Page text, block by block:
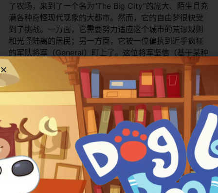
了农场，来到了一个名为“The Big City”的庞大、陌生且充
满各种奇怪现代现象的大都市。然而，它的自由梦很快受
到了挑战。一方面，它需要努力适应这个城市的荒谬规则
和光怪陆离的居民；另一方面，它被一位偏执到近乎疯狂
的军队将军（General）盯上了。这位将军坚信（基于某种
完全错误的“科学”理论）Sheep体内蕴含着一种名为
“Mutton Power”的惊人能量，足以成为一种终极武器。他
领导着一个名为O.S.I.的“秘密”机构，动用各种夸张、高科
技但总显得愚蠢可笑的装置和手段，不惜一切代价要在
Sheep“落入敌手”前捕获它。于是，一场永无止境的追逐战
在城市中上演，Sheep在躲避追捕的同时，也结识了一些
城市里的朋友，经历了一系列荒诞离奇的冒险。
​主要角色介绍：​
角色名 物种/特点 角色特点简介